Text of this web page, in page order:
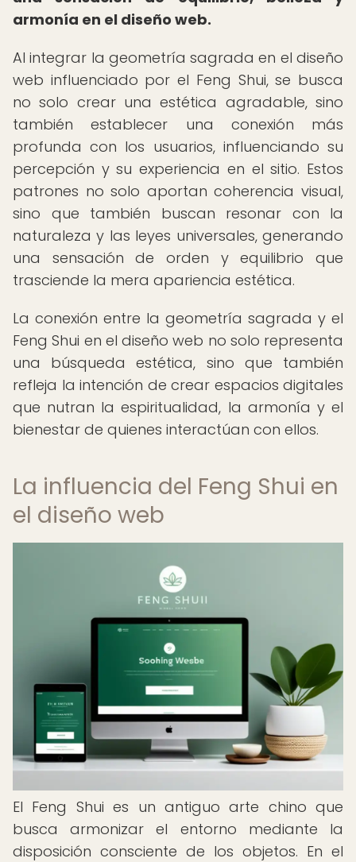
armonía en el diseño web.
Al integrar la geometría sagrada en el diseño
web influenciado por el Feng Shui, se busca
no solo crear una estética agradable, sino
también establecer una conexión más
profunda con los usuarios, influenciando su
percepción y su experiencia en el sitio. Estos
patrones no solo aportan coherencia visual,
sino que también buscan resonar con la
naturaleza y las leyes universales, generando
una sensación de orden y equilibrio que
trasciende la mera apariencia estética.
La conexión entre la geometría sagrada y el
Feng Shui en el diseño web no solo representa
una búsqueda estética, sino que también
refleja la intención de crear espacios digitales
que nutran la espiritualidad, la armonía y el
bienestar de quienes interactúan con ellos.
La influencia del Feng Shui en
el diseño web
El Feng Shui es un antiguo arte chino que
busca armonizar el entorno mediante la
disposición consciente de los objetos. En el